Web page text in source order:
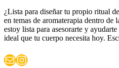
¿Lista para diseñar tu propio ritual
en temas de aromaterapia dentro de
estoy lista para asesorarte y
ideal que tu cuerpo necesita hoy.
Correo electrónico
Instagram